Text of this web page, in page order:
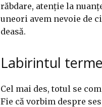
răbdare, atenție la
uneori avem nevoie de
deasă.
Labirintul
Cel mai des, totul se
Fie că vorbim despre